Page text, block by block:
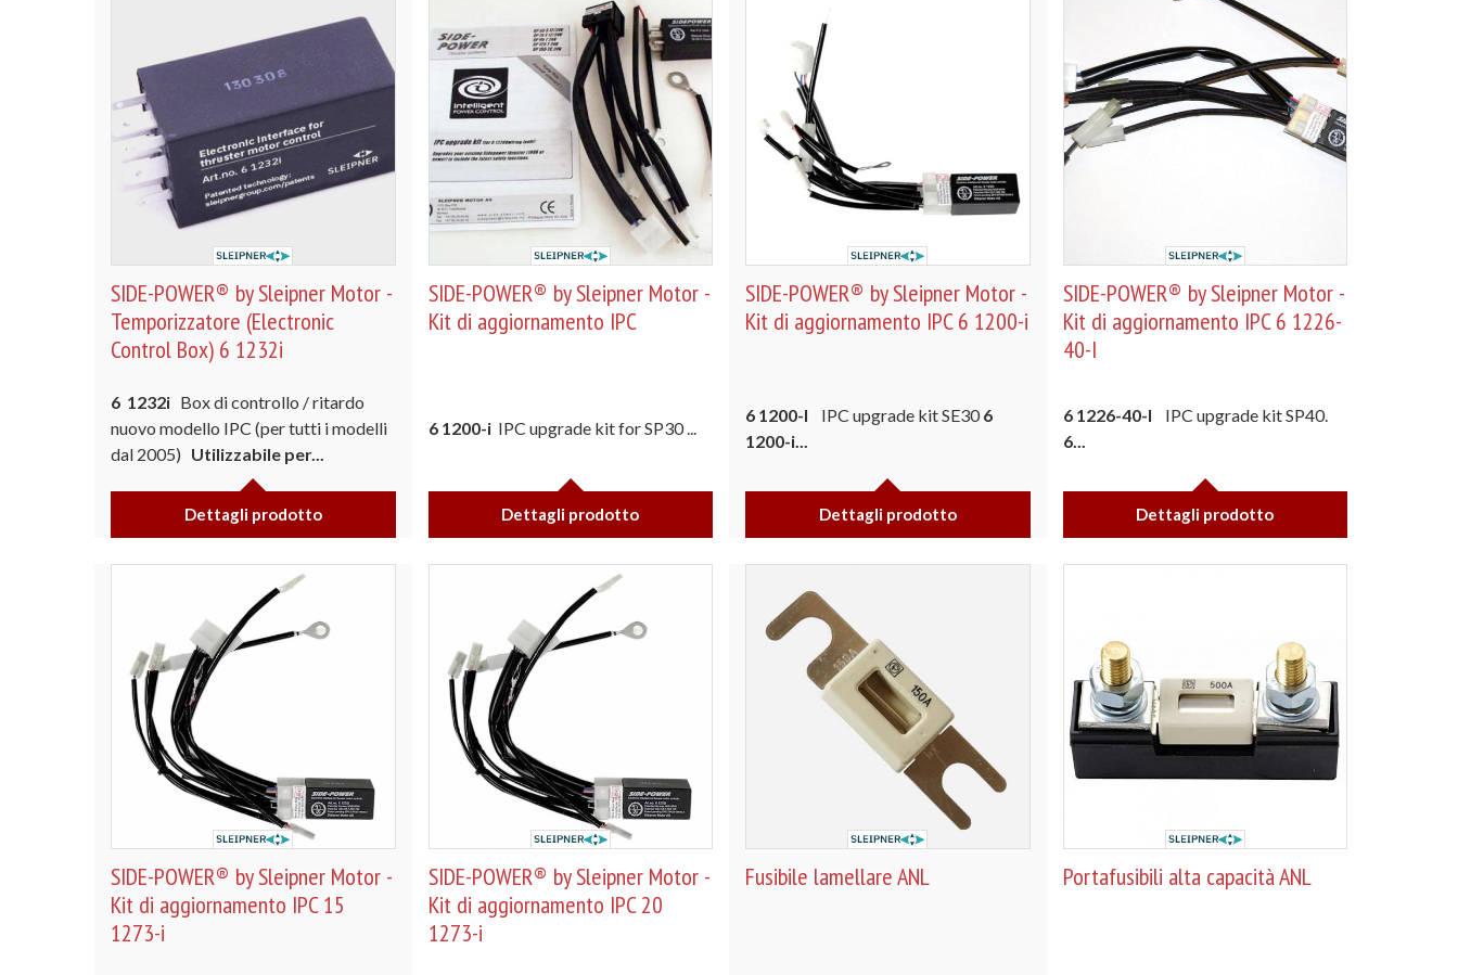
SIDE-POWER® by Sleipner Motor -
Temporizzatore (Electronic
Control Box) 6 1232i
6 1232i Box di controllo / ritardo
nuovo modello IPC (per tutti i modelli
dal 2005) Utilizzabile per...
Dettagli prodotto
SIDE-POWER® by Sleipner Motor -
Kit di aggiornamento IPC
6 1200-i IPC upgrade kit for SP30 ...
Dettagli prodotto
SIDE-POWER® by Sleipner Motor -
Kit di aggiornamento IPC 6 1200-i
6 1200-I IPC upgrade kit SE306
1200-i...
Dettagli prodotto
SIDE-POWER® by Sleipner Motor -
Kit di aggiornamento IPC 6 1226-
40-I
6 1226-40-I IPC upgrade kit SP40.
6...
Dettagli prodotto
SIDE-POWER® by Sleipner Motor -
Kit di aggiornamento IPC 15
1273-i
SIDE-POWER® by Sleipner Motor -
Kit di aggiornamento IPC 20
1273-i
Fusibile lamellare ANL Portafusibili alta capacità ANL